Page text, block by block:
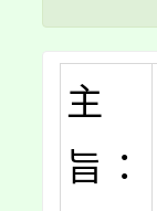
主
旨：